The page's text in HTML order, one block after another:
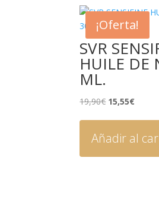
¡Oferta!
SVR
HUILE DE
ML.
19,90€ El
era:
19,90€.
15,55€El
es:
Añadir al